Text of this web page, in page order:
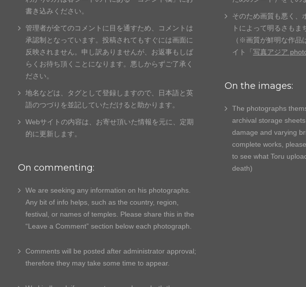
書き込みください。
管理者が全てのコメントに目を通すため、
コメントは
承認制となっています。投稿されてもすぐには画面に
反映されません。申し訳ありませんが、 お返事もしば
らくお待ち頂くことになります。悪しからずご了承く
ださい。
地名などは、タグとして登録しますので、日本語と英
語のつづりを並記していただけると助かります。
Webサイトの内容は、お寄せ頂いた情報を元に、 定期
的に更新します。
On commenting:
We are seeking any information on his photographs.
Any bit of info helps, such as the country, region,
festival, or names of temples. Please share this in the
“Leave a Comment” section below each photograph.
Comments will be posted after administrator approval;
therefore they may take some time to appear.
そのため画質も悪く、
トによって明るさもま
（※画質が鮮明な作品
イト「 写真アジア
On the images:
The photographs
archival storage
damage and varying
complete works,
to see what Toru
death)